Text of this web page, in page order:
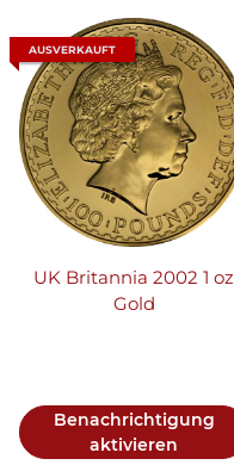
AUSVERKAUFT
UK Britannia 2002 1 oz
Gold
Benachrichtigung
aktivieren